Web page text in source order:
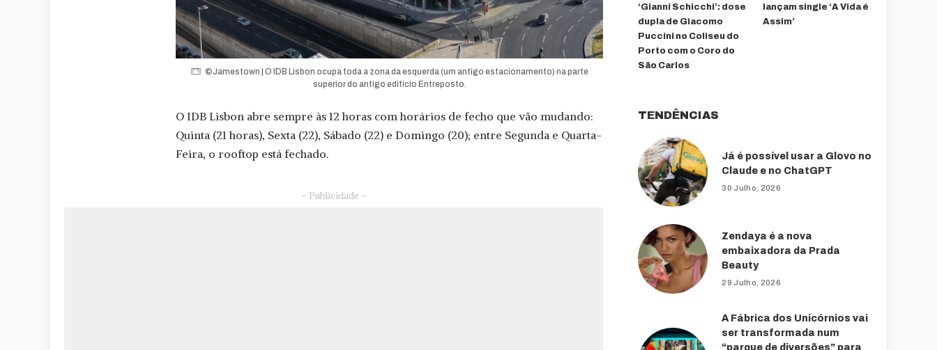
©Jamestown | O IDB Lisbon ocupa toda a zona da esquerda (um antigo estacionamento) na parte
superior do antigo edifício Entreposto.
O IDB Lisbon abre sempre às 12 horas com horários de fecho que vão mudando:
Quinta (21 horas), Sexta (22), Sábado (22) e Domingo (20); entre Segunda e Quarta-
Feira, o rooftop está fechado.
– Publicidade –
‘Gianni Schicchi’: dose
dupla de Giacomo
Puccini no Coliseu do
Porto com o Coro do
São Carlos
lançam single ‘A Vida é
Assim’
TENDÊNCIAS
Já é possível usar a Glovo no
Claude e no ChatGPT
30 Julho, 2026
Zendaya é a nova
embaixadora da Prada
Beauty
29 Julho, 2026
A Fábrica dos Unicórnios vai
ser transformada num
“parque de diversões” para